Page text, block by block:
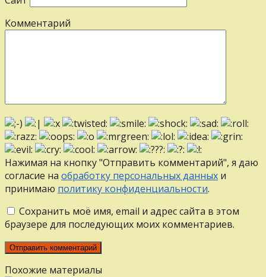
Комментарий
Нажимая на кнопку "Отправить комментарий", я даю
согласие на обработку персональных данных и
принимаю политику конфиденциальности.
Сохранить моё имя, email и адрес сайта в этом
браузере для последующих моих комментариев.
Похожие материалы